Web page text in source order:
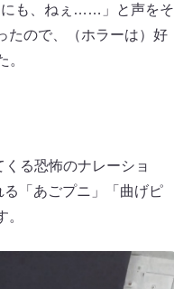
にも、ねぇ……」と声をそ
たので、（ホラーは）好
る恐怖のナレーショ
「あごプニ」「曲げピ